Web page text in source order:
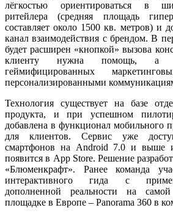
лёгкостью ориентироваться в
ритейлера (средняя площадь
составляет около 1500 кв. метров) и
канал взаимодействия с брендом. В
будет расширен «кнопкой» вызова
клиенту нужна помощь, а
геймифицированных
персонализированными
Технология существует на базе
продукта, и при успешном
добавлена в функционал мобильного
для клиентов. Сервис уже
смартфонов на Android 7.0 и выше
появится в App Store. Решение
«Блюменкрафт». Ранее команда
интерактивного гида с
дополненной реальности на
площадке в Европе – Panorama 360 в